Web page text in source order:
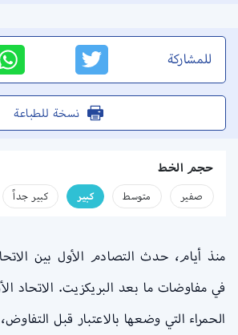
للمشاركة
نسخة للطباعة
حجم الخط
صفير متوسط كبير كبير جداً
منذ أيام، حدث التصادم الأول بين
في مفاوضات ما بعد البريكزيت. الاتحاد
الحمراء التي وضعها بالاعتبار قبل